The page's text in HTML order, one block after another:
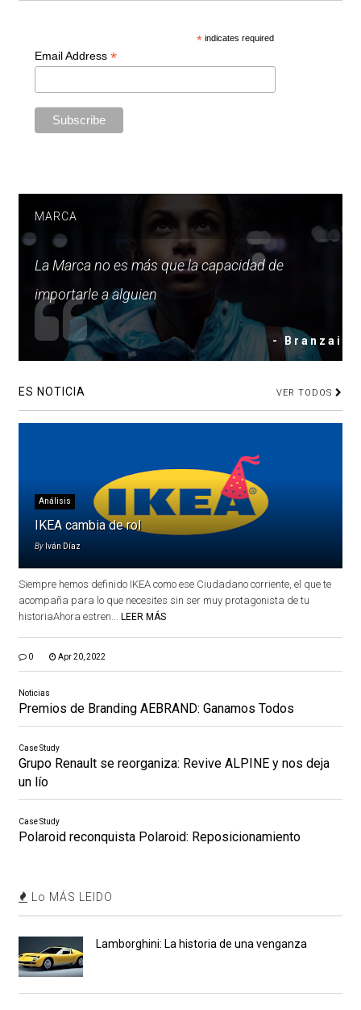
* indicates required
Email Address *
MARCA
La Marca no es más que la capacidad de
importarle a alguien
- Branzai
ES NOTICIA VER TODOS
Análisis
IKEA cambia de rol
By Iván Díaz
Siempre hemos definido IKEA como ese Ciudadano corriente, el que te
acompaña para lo que necesites sin ser muy protagonista de tu
historiaAhora estren...
LEER MÁS
0 Apr 20, 2022
Noticias
Premios de Branding AEBRAND: Ganamos Todos
Case Study
Grupo Renault se reorganiza: Revive ALPINE y nos deja
un lío
Case Study
Polaroid reconquista Polaroid: Reposicionamiento
Lo MÁS LEIDO
Lamborghini: La historia de una venganza